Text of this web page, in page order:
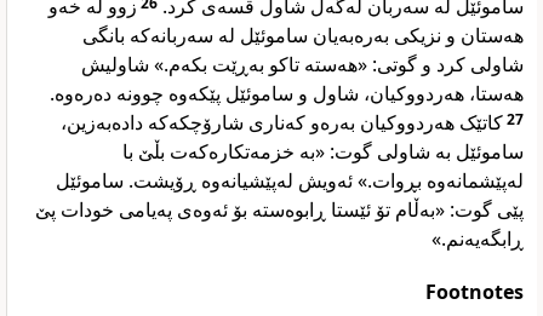
ساموئێل لە سەربان لەگەڵ شاول قسەی کرد.
زوو لە خەو
هەستان و نزیکی بەرەبەیان ساموئێل لە سەربانەکە بانگی
شاولی کرد و گوتی: «هەستە تاکو بەڕێت بکەم.» شاولیش
هەستا، هەردووکیان، شاول و ساموئێل پێکەوە چوونە دەرەوە.
27کاتێک هەردووکیان بەرەو کەناری شارۆچکەکە دادەبەزین،
ساموئێل بە شاولی گوت: «بە خزمەتکارەکەت بڵێ با
لەپێشمانەوە بڕوات.» ئەویش لەپێشیانەوە ڕۆیشت. ساموئێل
پێی گوت: «بەڵام تۆ ئێستا ڕابوەستە بۆ ئەوەی پەیامی خودات پێ
ڕابگەیەنم.»
Footnotes